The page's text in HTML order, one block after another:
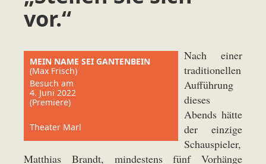
vor.“
MEIN NAME SEI GANTENBEIN
(Max Frisch)
Besuch am
4. Juni 2022
(Premiere)
Theater Marl
Nach einer
traditionellen
Aufführung
dieses
Abends hätte
der einzige
Schauspieler,
Matthias Brandt, mindestens fünf Vorhänge